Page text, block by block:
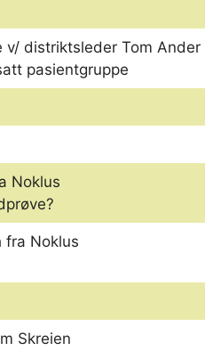
distriktsleder Tom
pasientgruppe
Noklus
fra Noklus
Skreien